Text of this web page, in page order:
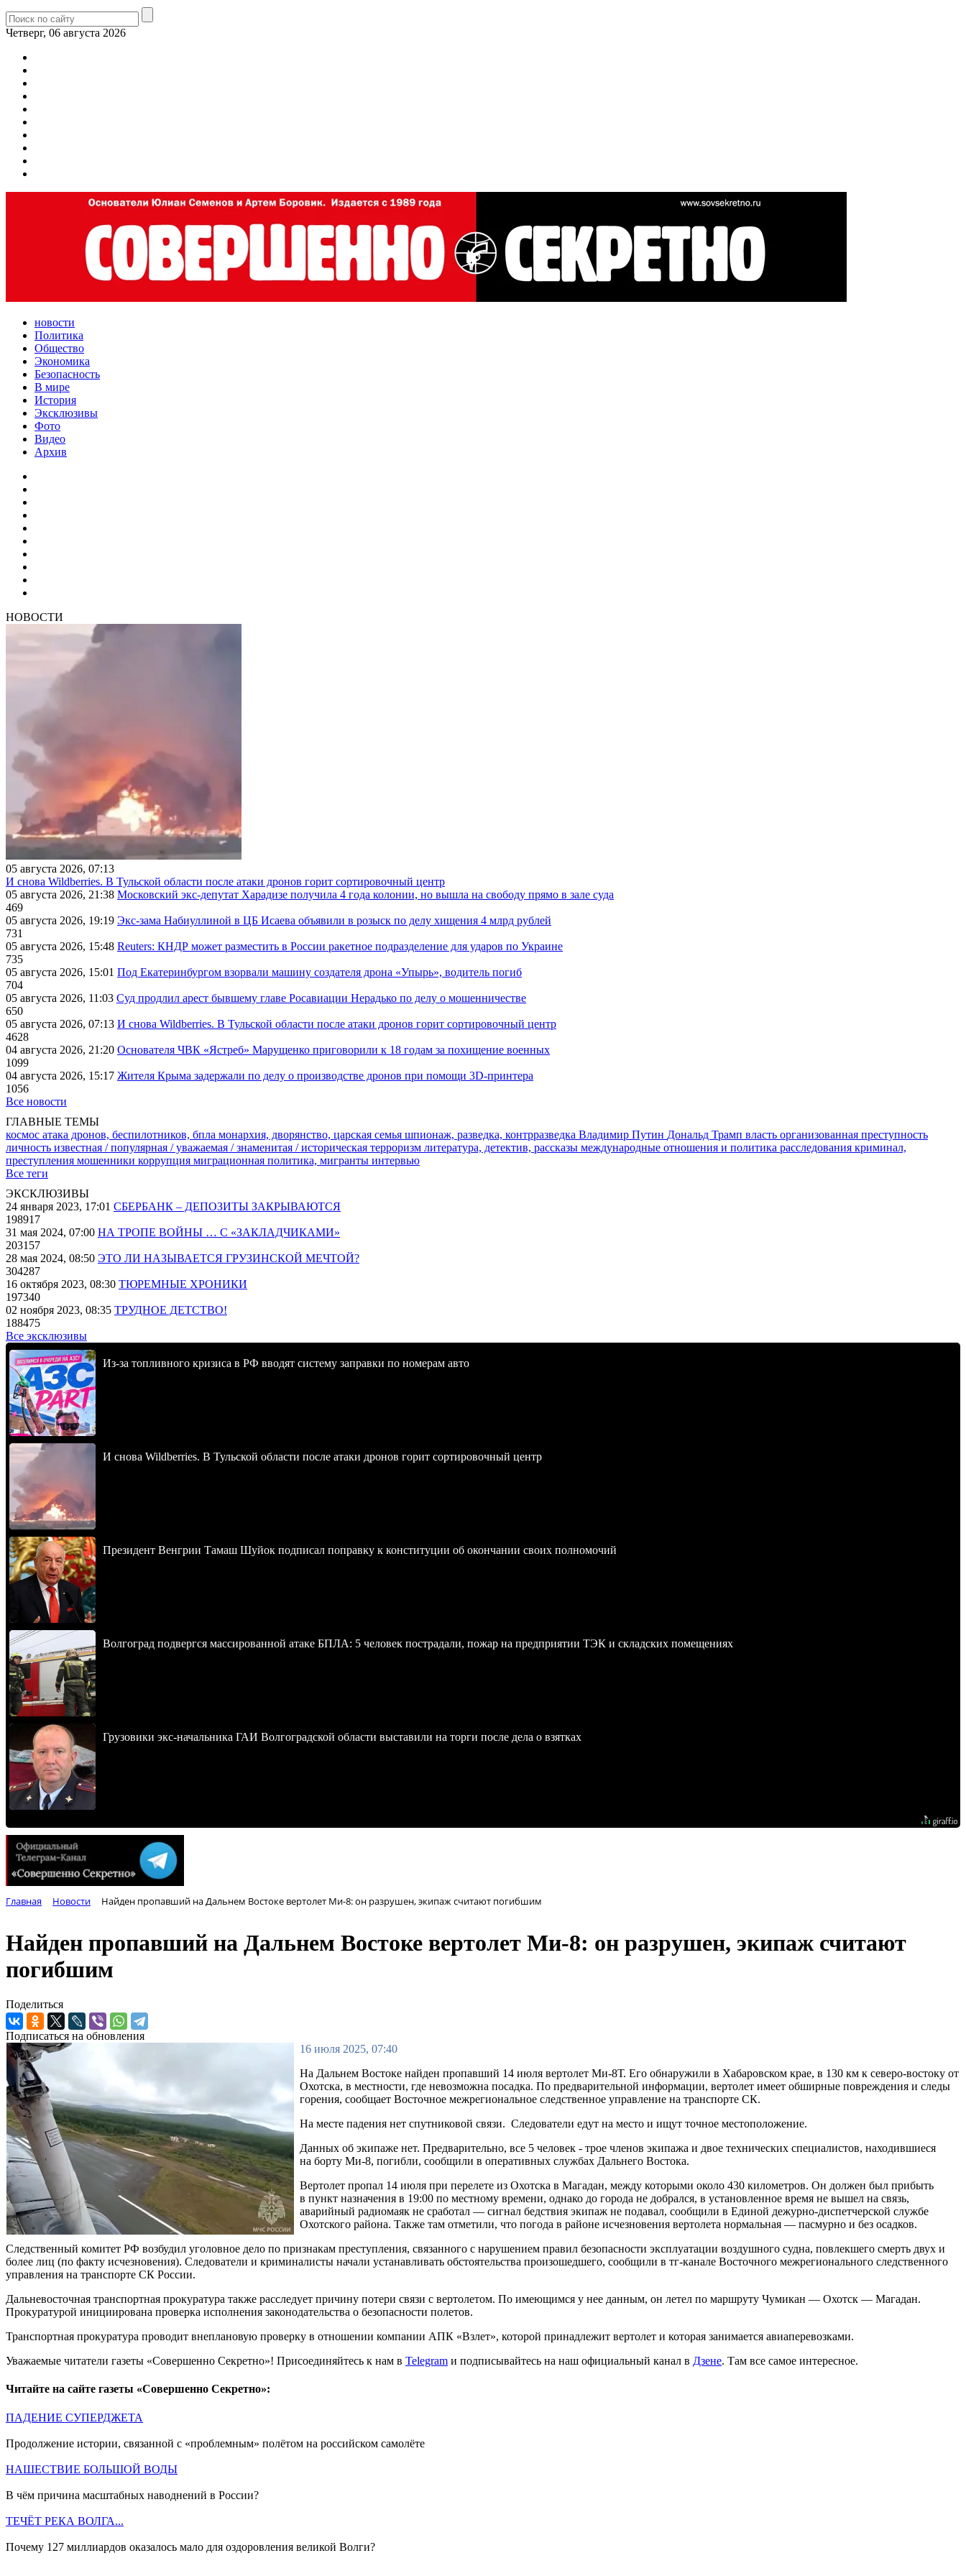
Четверг, 06 августа 2026
новости
Политика
Общество
Экономика
Безопасность
В мире
История
Эксклюзивы
Фото
Видео
Архив
НОВОСТИ
05 августа 2026, 07:13
И снова Wildberries. В Тульской области после атаки дронов горит сортировочный центр
05 августа 2026, 21:38 Московский экс-депутат Харадизе получила 4 года колонии, но вышла на свободу прямо в зале суда
469
05 августа 2026, 19:19 Экс-зама Набиуллиной в ЦБ Исаева объявили в розыск по делу хищения 4 млрд рублей
731
05 августа 2026, 15:48 Reuters: КНДР может разместить в России ракетное подразделение для ударов по Украине
735
05 августа 2026, 15:01 Под Екатеринбургом взорвали машину создателя дрона «Упырь», водитель погиб
704
05 августа 2026, 11:03 Суд продлил арест бывшему главе Росавиации Нерадько по делу о мошенничестве
650
05 августа 2026, 07:13 И снова Wildberries. В Тульской области после атаки дронов горит сортировочный центр
4628
04 августа 2026, 21:20 Основателя ЧВК «Ястреб» Марущенко приговорили к 18 годам за похищение военных
1099
04 августа 2026, 15:17 Жителя Крыма задержали по делу о производстве дронов при помощи 3D‑принтера
1056
Все новости
ГЛАВНЫЕ ТЕМЫ
космос атака дронов, беспилотников, бпла монархия, дворянство, царская семья шпионаж, разведка, контрразведка Владимир Путин Дональд Трамп власть организованная преступность
личность известная / популярная / уважаемая / знаменитая / историческая терроризм литература, детектив, рассказы международные отношения и политика расследования криминал,
преступления мошенники коррупция миграционная политика, мигранты интервью
Все теги
ЭКСКЛЮЗИВЫ
24 января 2023, 17:01 СБЕРБАНК – ДЕПОЗИТЫ ЗАКРЫВАЮТСЯ
198917
31 мая 2024, 07:00 НА ТРОПЕ ВОЙНЫ … С «ЗАКЛАДЧИКАМИ»
203157
28 мая 2024, 08:50 ЭТО ЛИ НАЗЫВАЕТСЯ ГРУЗИНСКОЙ МЕЧТОЙ?
304287
16 октября 2023, 08:30 ТЮРЕМНЫЕ ХРОНИКИ
197340
02 ноября 2023, 08:35 ТРУДНОЕ ДЕТСТВО!
188475
Все эксклюзивы
Из-за топливного кризиса в РФ вводят систему заправки по номерам авто
И снова Wildberries. В Тульской области после атаки дронов горит сортировочный центр
Президент Венгрии Тамаш Шуйок подписал поправку к конституции об окончании своих полномочий
Волгоград подвергся массированной атаке БПЛА: 5 человек пострадали, пожар на предприятии ТЭК и складских помещениях
Грузовики экс-начальника ГАИ Волгоградской области выставили на торги после дела о взятках
Главная Новости Найден пропавший на Дальнем Востоке вертолет Ми-8: он разрушен, экипаж считают погибшим
Найден пропавший на Дальнем Востоке вертолет Ми-8: он разрушен, экипаж считают
погибшим
Поделиться
Подписаться на обновления
16 июля 2025, 07:40
На Дальнем Востоке найден пропавший 14 июля вертолет Ми-8Т. Его обнаружили в Хабаровском крае, в 130 км к северо-востоку от
Охотска, в местности, где невозможна посадка. По предварительной информации, вертолет имеет обширные повреждения и следы
горения, сообщает Восточное межрегиональное следственное управление на транспорте СК.
На месте падения нет спутниковой связи. Следователи едут на место и ищут точное местоположение.
Данных об экипаже нет. Предварительно, все 5 человек - трое членов экипажа и двое технических специалистов, находившиеся
на борту Ми-8, погибли, сообщили в оперативных службах Дальнего Востока.
Вертолет пропал 14 июля при перелете из Охотска в Магадан, между которыми около 430 километров. Он должен был прибыть
в пункт назначения в 19:00 по местному времени, однако до города не добрался, в установленное время не вышел на связь,
аварийный радиомаяк не сработал — сигнал бедствия экипаж не подавал, сообщили в Единой дежурно-диспетчерской службе
Охотского района. Также там отметили, что погода в районе исчезновения вертолета нормальная — пасмурно и без осадков.
Следственный комитет РФ возбудил уголовное дело по признакам преступления, связанного с нарушением правил безопасности эксплуатации воздушного судна, повлекшего смерть двух и
более лиц (по факту исчезновения). Следователи и криминалисты начали устанавливать обстоятельства произошедшего, сообщили в тг-канале Восточного межрегионального следственного
управления на транспорте СК России.
Дальневосточная транспортная прокуратура также расследует причину потери связи с вертолетом. По имеющимся у нее данным, он летел по маршруту Чумикан — Охотск — Магадан.
Прокуратурой инициирована проверка исполнения законодательства о безопасности полетов.
Транспортная прокуратура проводит внеплановую проверку в отношении компании АПК «Взлет», которой принадлежит вертолет и которая занимается авиаперевозками.
Уважаемые читатели газеты «Совершенно Секретно»! Присоединяйтесь к нам в Telegram и подписывайтесь на наш официальный канал в Дзене. Там все самое интересное.
Читайте на сайте газеты «Совершенно Секретно»:
ПАДЕНИЕ СУПЕРДЖЕТА
Продолжение истории, связанной с «проблемным» полётом на российском самолёте
НАШЕСТВИЕ БОЛЬШОЙ ВОДЫ
В чём причина масштабных наводнений в России?
ТЕЧЁТ РЕКА ВОЛГА...
Почему 127 миллиардов оказалось мало для оздоровления великой Волги?